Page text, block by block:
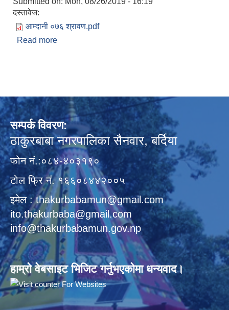
दस्तावेज:
आम्दानी ०७६ श्रावण.pdf
Read more
सम्पर्क विवरण:
ठाकुरबाबा नगरपालिका सैनवार, बर्दिया
फोन नं.:०८४-४०३१९०
टोल फ्रि नं. १६६०८४४२००५
इमेल : thakurbabamun@gmail.com
ito.thakurbaba@gmail.com
info@thakurbabamun.gov.np
हाम्रो वेबसाइट भिजिट गर्नुभएकोमा धन्यवाद।